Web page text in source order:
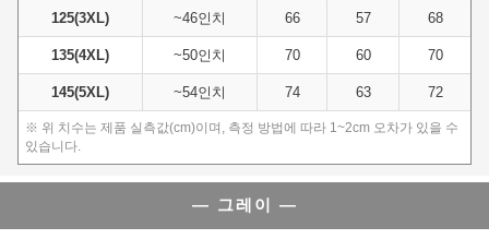
125(3XL) ~46인치 66 57 68
135(4XL) ~50인치 70 60 70
145(5XL) ~54인치 74 63 72
※ 위 치수는 제품 실측값(cm)이며, 측정 방법에 따라 1~2cm 오차가 있을 수
있습니다.
— 그레이 —